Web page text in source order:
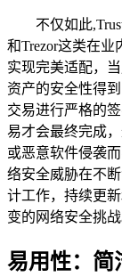
不仅如此
和Trezor这类在业
实现完美适配，
资产的安全性得
交易进行严格的
易才会最终完成
或恶意软件侵袭
络安全威胁在不
计工作，持续更
变的网络安全挑战
易用性：简